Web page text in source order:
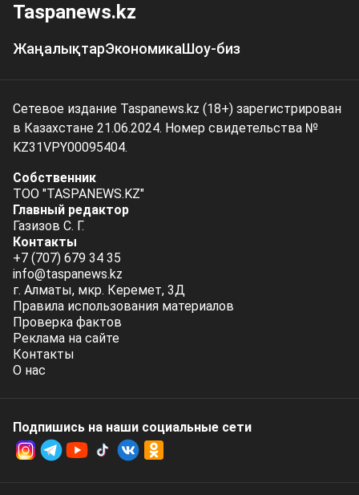
Taspanews.kz
ЖаңалықтарЭкономикаШоу-биз
Сетевое издание Taspanews.kz (18+) зарегистрирован
в Казахстане 21.06.2024. Номер свидетельства №
KZ31VPY00095404.
Собственник
ТОО "TASPANEWS.KZ"
Главный редактор
Газизов С. Г.
Контакты
+7 (707) 679 34 35
info@taspanews.kz
г. Алматы, мкр. Керемет, 3Д
Правила использования материалов
Проверка фактов
Реклама на сайте
Контакты
О нас
Подпишись на наши социальные cети